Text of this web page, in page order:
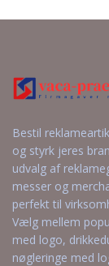
tilbud
Bestil
og styrk jeres
udvalg af
messer og
perfekt til
Vælg mellem
med logo,
nøgleringe med